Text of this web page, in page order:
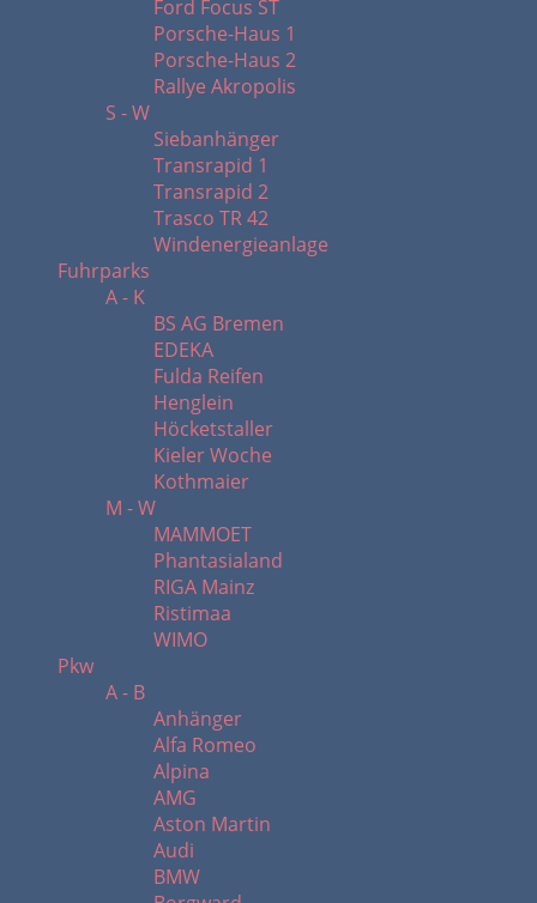
Ford Focus ST
Porsche-Haus 1
Porsche-Haus 2
Rallye Akropolis
S - W
Siebanhänger
Transrapid 1
Transrapid 2
Trasco TR 42
Windenergieanlage
Fuhrparks
A - K
BS AG Bremen
EDEKA
Fulda Reifen
Henglein
Höcketstaller
Kieler Woche
Kothmaier
M - W
MAMMOET
Phantasialand
RIGA Mainz
Ristimaa
WIMO
Pkw
A - B
Anhänger
Alfa Romeo
Alpina
AMG
Aston Martin
Audi
BMW